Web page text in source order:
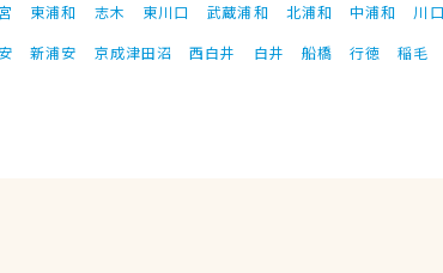
東浦和 志木 東川口 武蔵浦和 北浦和 中浦和
川口
新浦安 京成津田沼 西白井 白井 船橋 行徳 稲毛